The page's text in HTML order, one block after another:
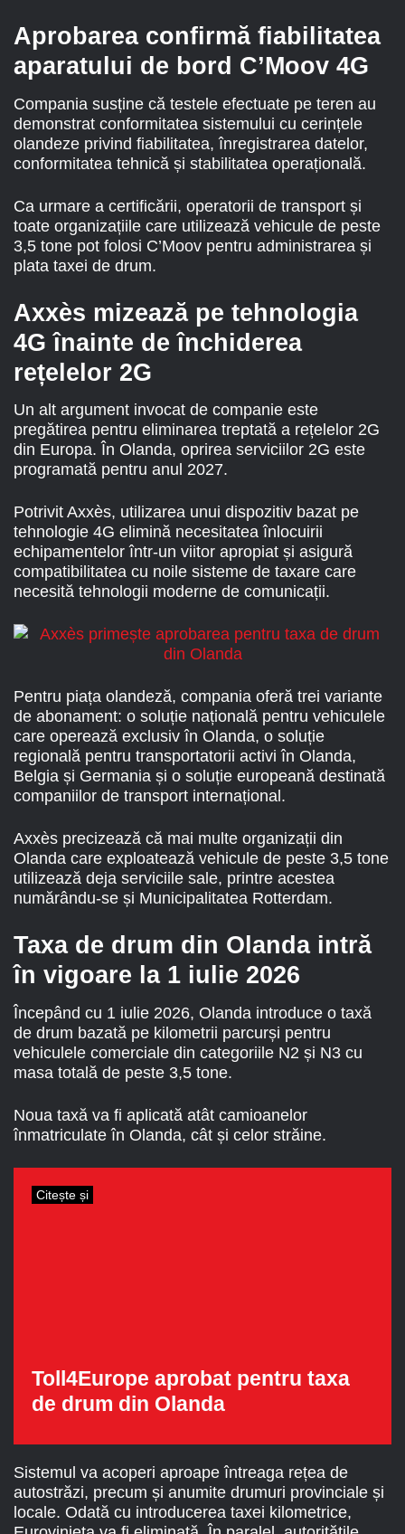
Aprobarea confirmă fiabilitatea
aparatului de bord C’Moov 4G
Compania susține că testele efectuate pe teren au
demonstrat conformitatea sistemului cu cerințele
olandeze privind fiabilitatea, înregistrarea datelor,
conformitatea tehnică și stabilitatea operațională.
Ca urmare a certificării, operatorii de transport și
toate organizațiile care utilizează vehicule de peste
3,5 tone pot folosi C’Moov pentru administrarea și
plata taxei de drum.
Axxès mizează pe tehnologia
4G înainte de închiderea
rețelelor 2G
Un alt argument invocat de companie este
pregătirea pentru eliminarea treptată a rețelelor 2G
din Europa. În Olanda, oprirea serviciilor 2G este
programată pentru anul 2027.
Potrivit Axxès, utilizarea unui dispozitiv bazat pe
tehnologie 4G elimină necesitatea înlocuirii
echipamentelor într-un viitor apropiat și asigură
compatibilitatea cu noile sisteme de taxare care
necesită tehnologii moderne de comunicații.
Pentru piața olandeză, compania oferă trei variante
de abonament: o soluție națională pentru vehiculele
care operează exclusiv în Olanda, o soluție
regională pentru transportatorii activi în Olanda,
Belgia și Germania și o soluție europeană destinată
companiilor de transport internațional.
Axxès precizează că mai multe organizații din
Olanda care exploatează vehicule de peste 3,5 tone
utilizează deja serviciile sale, printre acestea
numărându-se și Municipalitatea Rotterdam.
Taxa de drum din Olanda intră
în vigoare la 1 iulie 2026
Începând cu 1 iulie 2026, Olanda introduce o taxă
de drum bazată pe kilometrii parcurși pentru
vehiculele comerciale din categoriile N2 și N3 cu
masa totală de peste 3,5 tone.
Noua taxă va fi aplicată atât camioanelor
înmatriculate în Olanda, cât și celor străine.
Citește și
Toll4Europe aprobat pentru taxa
de drum din Olanda
Sistemul va acoperi aproape întreaga rețea de
autostrăzi, precum și anumite drumuri provinciale și
locale. Odată cu introducerea taxei kilometrice,